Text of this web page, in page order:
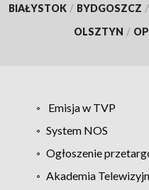
BIAŁYSTOK / BYDGOSZCZ /
OLSZTYN /
Emisja w TVP
System NOS
Ogłoszenie
Akademia